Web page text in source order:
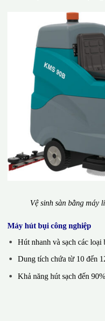
Vệ sinh sàn bằng máy
Máy hút bụi công nghiệp
Hút nhanh và sạch các loại
Dung tích chứa từ 10 đến
Khả năng hút sạch đến